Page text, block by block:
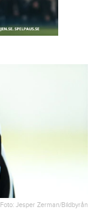
Foto: Jesper Zerman/Bildbyrån